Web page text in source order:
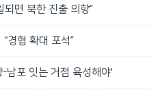
면 북한 진출 의향”
경협 확대 포석”
남포 잇는 거점 육성해야'